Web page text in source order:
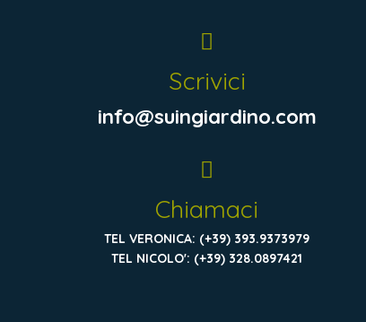
Scrivici
info@suingiardino.com
Chiamaci
TEL VERONICA: (+39) 393.9373979
TEL NICOLO': (+39) 328.0897421